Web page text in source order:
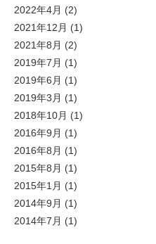
2022年4月 (2)
2021年12月 (1)
2021年8月 (2)
2019年7月 (1)
2019年6月 (1)
2019年3月 (1)
2018年10月 (1)
2016年9月 (1)
2016年8月 (1)
2015年8月 (1)
2015年1月 (1)
2014年9月 (1)
2014年7月 (1)